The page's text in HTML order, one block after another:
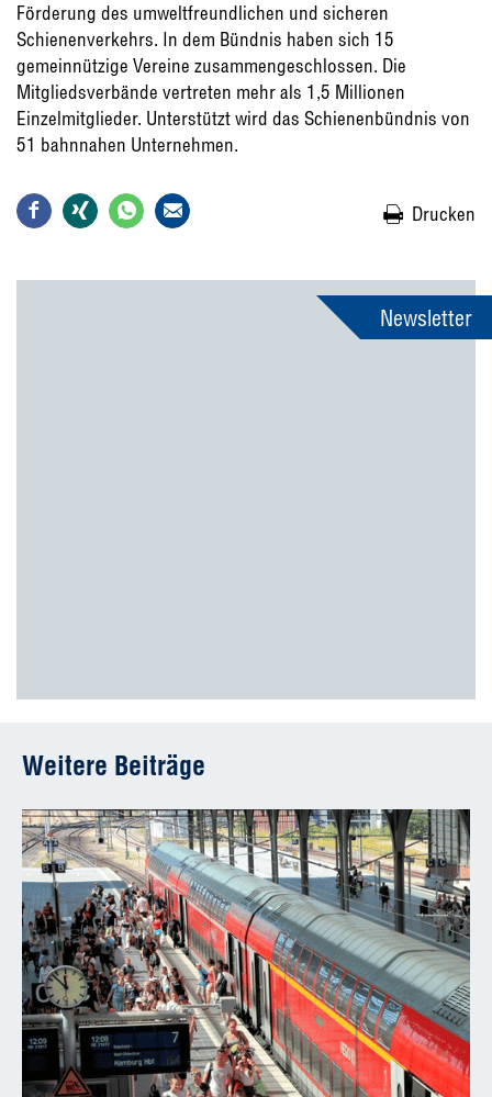
Förderung des umweltfreundlichen und sicheren
Schienenverkehrs. In dem Bündnis haben sich 15
gemeinnützige Vereine zusammengeschlossen. Die
Mitgliedsverbände vertreten mehr als 1,5 Millionen
Einzelmitglieder. Unterstützt wird das Schienenbündnis von
51 bahnnahen Unternehmen.
Drucken
Newsletter
Weitere Beiträge